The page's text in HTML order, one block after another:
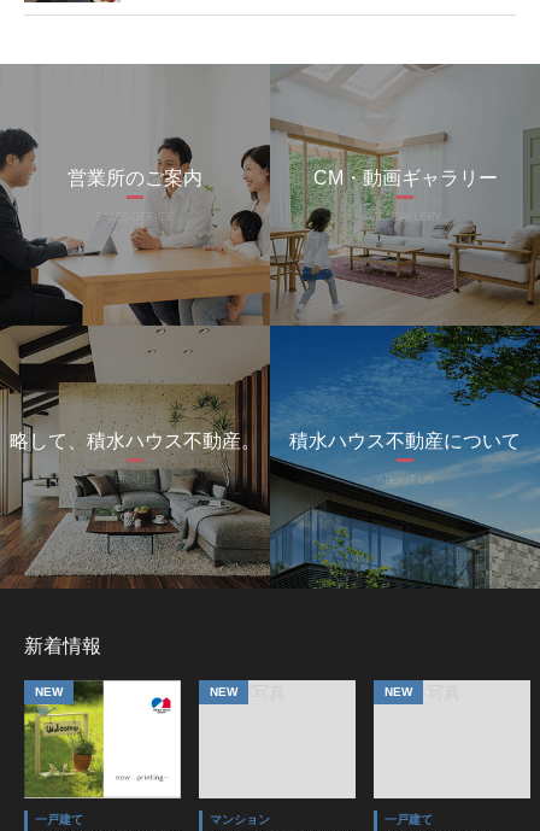
営業所のご案内
SALES OFFICE
CM・動画ギャラリー
CM GALLERY
略して、積水ハウス不動産。
BRAND
積水ハウス不動産について
ABOUT US
新着情報
NEW
一戸建て
NEW
マンション
NEW
一戸建て